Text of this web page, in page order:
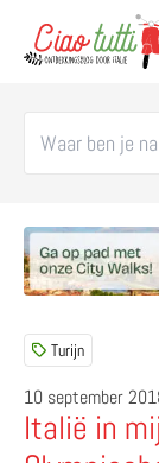
Turijn
10 september
Italië in